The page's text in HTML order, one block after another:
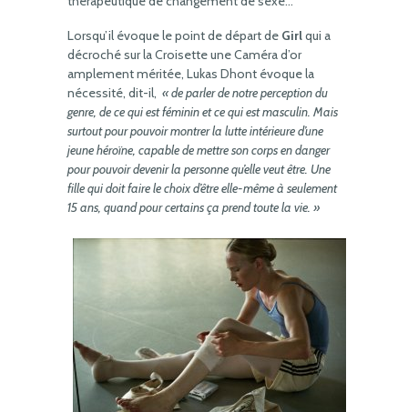
Lorsqu’il évoque le point de départ de Girlqui a
décroché sur la Croisette une Caméra d’or
amplement méritée, Lukas Dhont évoque la
nécessité, dit-il, « de parler de notre perception du
genre, de ce qui est féminin et ce qui est masculin. Mais
surtout pour pouvoir montrer la lutte intérieure d’une
jeune héroïne, capable de mettre son corps en danger
pour pouvoir devenir la personne qu’elle veut être. Une
fille qui doit faire le choix d’être elle-même à seulement
15 ans, quand pour certains ça prend toute la vie. »